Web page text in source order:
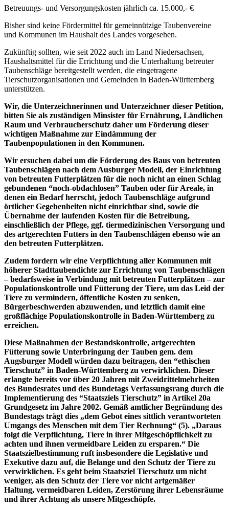
Betreuungs- und Versorgungskosten jährlich ca. 15.000,- €
Bisher sind keine Fördermittel für gemeinnützige Taubenvereine
und Kommunen im Haushalt des Landes vorgesehen.
Zukünftig sollten, wie seit 2022 auch im Land Niedersachsen,
Haushaltsmittel für die Errichtung und die Unterhaltung betreuter
Taubenschläge bereitgestellt werden, die eingetragene
Tierschutzorganisationen und Gemeinden in Baden-Württemberg
unterstützen.
Wir, die Unterzeichnerinnen und Unterzeichner dieser Petition,
bitten Sie als zuständigen Minsister für Ernährung, Ländlichen
Raum und Verbraucherschutz daher um Förderung dieser
wichtigen Maßnahme zur Eindämmung der
Taubenpopulationen in den Kommunen.
Wir ersuchen dabei um die Förderung des Baus von betreuten
Taubenschlägen nach dem Ausburger Modell, der Einrichtung
von betreuten Futterplätzen für die noch nicht an einen Schlag
gebundenen “noch-obdachlosen” Tauben oder für Areale, in
denen ein Bedarf herrscht, jedoch Taubenschläge aufgrund
örtlicher Gegebenheiten nicht einrichtbar sind, sowie die
Übernahme der laufenden Kosten für die Betreibung,
einschließlich der Pflege, ggf. tiermedizinischen Versorgung und
des artgerechten Futters in den Taubenschlägen ebenso wie an
den betreuten Futterplätzen.
Zudem fordern wir eine Verpflichtung aller Kommunen mit
höherer Stadttaubendichte zur Errichtung von Taubenschlägen
– bedarfsweise in Verbindung mit betreuten Futterplätzen – zur
Populationskontrolle und Fütterung der Tiere, um das Leid der
Tiere zu vermindern, öffentliche Kosten zu senken,
Bürgerbeschwerden abzuwenden, und letztlich damit eine
großflächige Populationskontrolle in Baden-Württemberg zu
erreichen.
Diese Maßnahmen der Bestandskontrolle, artgerechten
Fütterung sowie Unterbringung der Tauben gem. dem
Augsburger Modell würden dazu beitragen, den “ethischen
Tierschutz” in Baden-Württemberg zu verwirklichen. Dieser
erlangte bereits vor über 20 Jahren mit Zweidrittelmehrheiten
des Bundesrates und des Bundetags Verfassungsrang durch die
Implementierung des “Staatsziels Tierschutz” in Artikel 20a
Grundgesetz im Jahre 2002. Gemäß amtlicher Begründung des
Bundestags trägt dies „dem Gebot eines sittlich verantworteten
Umgangs des Menschen mit dem Tier Rechnung“ (5). „Daraus
folgt die Verpflichtung, Tiere in ihrer Mitgeschöpflichkeit zu
achten und ihnen vermeidbare Leiden zu ersparen.“ Die
Staatszielbestimmung ruft insbesondere die Legislative und
Exekutive dazu auf, die Belange und den Schutz der Tiere zu
verwirklichen. Es geht beim Staatsziel Tierschutz um nicht
weniger, als den Schutz der Tiere vor nicht artgemäßer
Haltung, vermeidbaren Leiden, Zerstörung ihrer Lebensräume
und ihrer Achtung als unsere Mitgeschöpfe.